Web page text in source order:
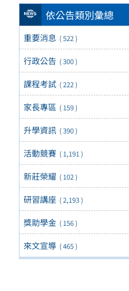
依公告類別彙總
重要消息 ( 522 )
行政公告 ( 300 )
課程考試 ( 222 )
家長專區 ( 159 )
升學資訊 ( 390 )
活動競賽 ( 1,191 )
新莊榮耀 ( 102 )
研習講座 ( 2,193 )
獎助學金 ( 156 )
來文宣導 ( 465 )